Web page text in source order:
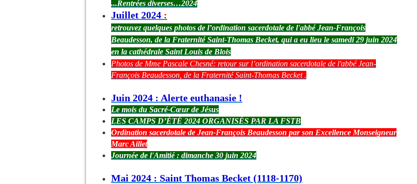
...Rentrées diverses…2024
Juillet 2024 :
retrouvez quelques photos de l’ordination sacerdotale de l'abbé Jean-François
Beaudesson, de la Fraternité Saint-Thomas Becket, qui a eu lieu le samedi 29 juin 2024
en la cathédrale Saint Louis de Blois
Photos de Mme Pascale Chesné: retour sur l’ordination sacerdotale de l'abbé Jean-
François Beaudesson, de la Fraternité Saint-Thomas Becket .
Juin 2024 : Alerte euthanasie !
Le mois du Sacré-Cœur de Jésus
LES CAMPS D’ÉTÉ 2024 ORGANISÉS PAR LA FSTB
Ordination sacerdotale de Jean-François Beaudesson par son Excellence Monseigneur
Marc Aillet
Journée de l'Amitié : dimanche 30 juin 2024
Mai 2024 : Saint Thomas Becket (1118-1170)